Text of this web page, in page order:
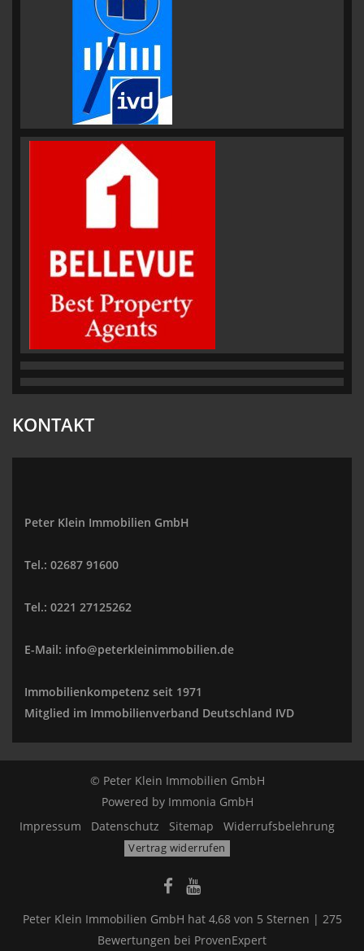
KONTAKT
Peter Klein Immobilien GmbH
Tel.: 02687 91600
Tel.: 0221 27125262
E-Mail: info@peterkleinimmobilien.de
Immobilienkompetenz seit 1971
Mitglied im Immobilienverband Deutschland IVD
© Peter Klein Immobilien GmbH
Powered by Immonia GmbH
Impressum
Datenschutz Sitemap Widerrufsbelehrung
Vertrag widerrufen
Peter Klein Immobilien GmbH hat 4,68von 5 Sternen | 275
Bewertungen bei ProvenExpert